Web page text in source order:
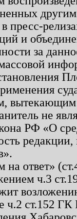
пресс-
и
за
вытекающим
не
РФ «О
на ответ»
ч.3
ч.2 ст.152